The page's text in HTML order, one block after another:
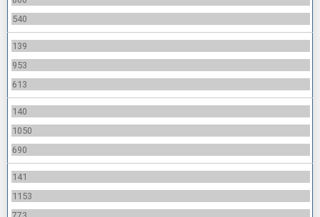
540
139
953
613
140
1050
690
141
1153